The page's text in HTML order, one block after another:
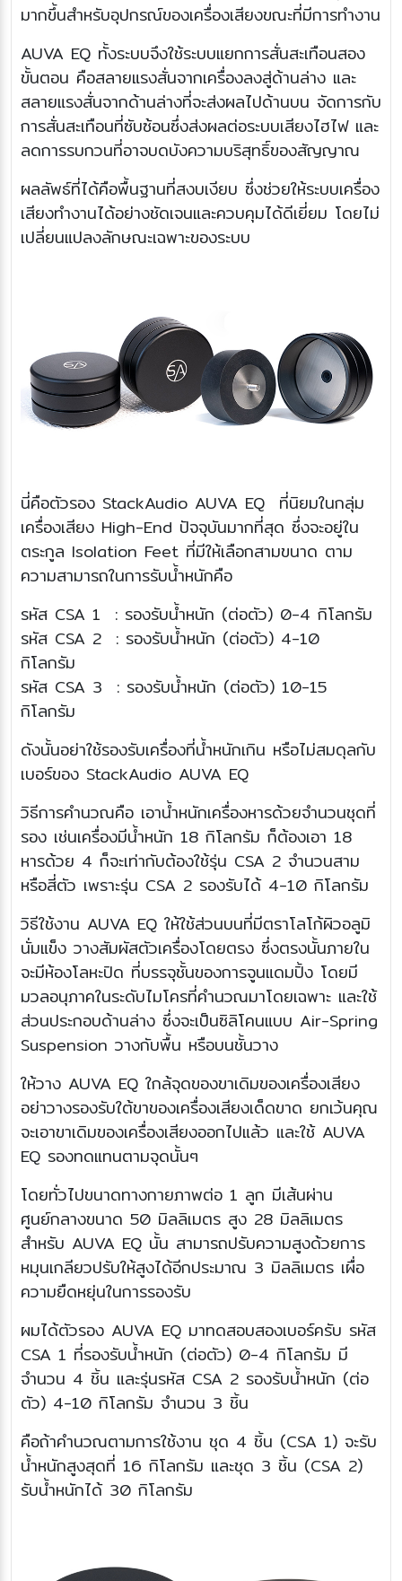
มากขึ้นสำหรับอุปกรณ์ของเครื่องเสียงขณะที่มีการทำงาน
AUVA EQ ทั้งระบบจึงใช้ระบบแยกการสั่นสะเทือนสอง
ขั้นตอน คือสลายแรงสั่นจากเครื่องลงสู่ด้านล่าง และ
สลายแรงสั่นจากด้านล่างที่จะส่งผลไปด้านบน จัดการกับ
การสั่นสะเทือนที่ซับซ้อนซึ่งส่งผลต่อระบบเสียงไฮไฟ และ
ลดการรบกวนที่อาจบดบังความบริสุทธิ์ของสัญญาณ
ผลลัพธ์ที่ได้คือพื้นฐานที่สงบเงียบ ซึ่งช่วยให้ระบบเครื่อง
เสียงทำงานได้อย่างชัดเจนและควบคุมได้ดีเยี่ยม โดยไม่
เปลี่ยนแปลงลักษณะเฉพาะของระบบ
นี่คือตัวรอง StackAudio AUVA EQ ที่นิยมในกลุ่ม
เครื่องเสียง High-End ปัจจุบันมากที่สุด ซึ่งจะอยู่ใน
ตระกูล Isolation Feet ที่มีให้เลือกสามขนาด ตาม
ความสามารถในการรับน้ำหนักคือ
รหัส CSA 1 : รองรับน้ำหนัก (ต่อตัว) 0-4 กิโลกรัม
รหัส CSA 2 : รองรับน้ำหนัก (ต่อตัว) 4-10
กิโลกรัม
รหัส CSA 3 : รองรับน้ำหนัก (ต่อตัว) 10-15
กิโลกรัม
ดังนั้นอย่าใช้รองรับเครื่องที่น้ำหนักเกิน หรือไม่สมดุลกับ
เบอร์ของ StackAudio AUVA EQ
วิธีการคำนวณคือ เอาน้ำหนักเครื่องหารด้วยจำนวนชุดที่
รอง เช่นเครื่องมีน้ำหนัก 18 กิโลกรัม ก็ต้องเอา 18
หารด้วย 4 ก็จะเท่ากับต้องใช้รุ่น CSA 2 จำนวนสาม
หรือสี่ตัว เพราะรุ่น CSA 2 รองรับได้ 4-10 กิโลกรัม
วิธีใช้งาน AUVA EQ ให้ใช้ส่วนบนที่มีตราโลโก้ผิวอลูมิ
นั่มแข็ง วางสัมผัสตัวเครื่องโดยตรง ซึ่งตรงนั้นภายใน
จะมีห้องโลหะปิด ที่บรรจุชั้นของการจูนแดมปิ้ง โดยมี
มวลอนุภาคในระดับไมโครที่คำนวณมาโดยเฉพาะ และใช้
ส่วนประกอบด้านล่าง ซึ่งจะเป็นซิลิโคนแบบ Air-Spring
Suspension วางกับพื้น หรือบนชั้นวาง
ให้วาง AUVA EQ ใกล้จุดของขาเดิมของเครื่องเสียง
อย่าวางรองรับใต้ขาของเครื่องเสียงเด็ดขาด ยกเว้นคุณ
จะเอาขาเดิมของเครื่องเสียงออกไปแล้ว และใช้ AUVA
EQ รองทดแทนตามจุดนั้นๆ
โดยทั่วไปขนาดทางกายภาพต่อ 1 ลูก มีเส้นผ่าน
ศูนย์กลางขนาด 50 มิลลิเมตร สูง 28 มิลลิเมตร
สำหรับ AUVA EQ นั้น สามารถปรับความสูงด้วยการ
หมุนเกลียวปรับให้สูงได้อีกประมาณ 3 มิลลิเมตร เผื่อ
ความยืดหยุ่นในการรองรับ
ผมได้ตัวรอง AUVA EQ มาทดสอบสองเบอร์ครับ รหัส
CSA 1 ที่รองรับน้ำหนัก (ต่อตัว) 0-4 กิโลกรัม มี
จำนวน 4 ชิ้น และรุ่นรหัส CSA 2 รองรับน้ำหนัก (ต่อ
ตัว) 4-10 กิโลกรัม จำนวน 3 ชิ้น
คือถ้าคำนวณตามการใช้งาน ชุด 4 ชิ้น (CSA 1) จะรับ
น้ำหนักสูงสุดที่ 16 กิโลกรัม และชุด 3 ชิ้น (CSA 2)
รับน้ำหนักได้ 30 กิโลกรัม